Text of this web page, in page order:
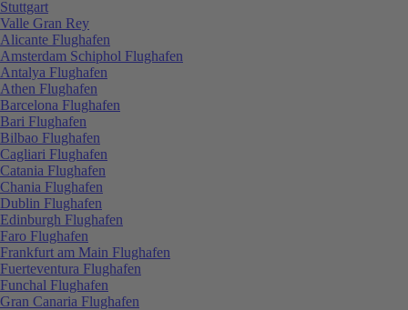
Stuttgart
Valle Gran Rey
Alicante Flughafen
Amsterdam Schiphol Flughafen
Antalya Flughafen
Athen Flughafen
Barcelona Flughafen
Bari Flughafen
Bilbao Flughafen
Cagliari Flughafen
Catania Flughafen
Chania Flughafen
Dublin Flughafen
Edinburgh Flughafen
Faro Flughafen
Frankfurt am Main Flughafen
Fuerteventura Flughafen
Funchal Flughafen
Gran Canaria Flughafen